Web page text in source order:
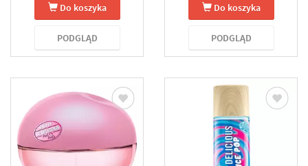
Do koszyka
PODGLĄD
Do koszyka
PODGLĄD